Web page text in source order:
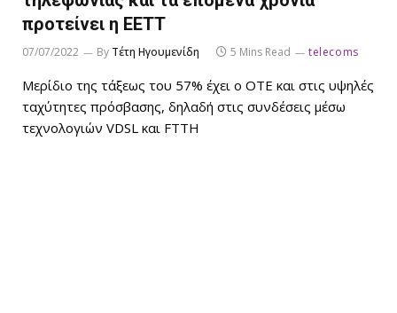
προτείνει η ΕΕΤΤ
07/07/2022 By Τέτη Ηγουμενίδη 5 Mins Read telecoms
Μερίδιο της τάξεως του 57% έχει ο ΟΤΕ και στις υψηλές
ταχύτητες πρόσβασης, δηλαδή στις συνδέσεις μέσω
τεχνολογιών VDSL και FTTH